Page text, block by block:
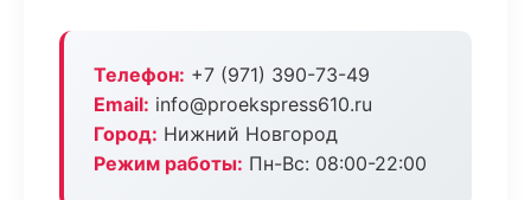
Телефон: +7 (971) 390-73-49
Email: info@proekspress610.ru
Город: Нижний Новгород
Режим работы: Пн-Вс: 08:00-22:00